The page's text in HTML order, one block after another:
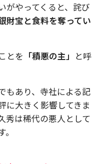
がやってくると、詫び
財宝と食料を奪ってい
とを 「積悪の主」 と呼
もあり、寺社による記
に大きく影響してきま
秀は稀代の悪人として